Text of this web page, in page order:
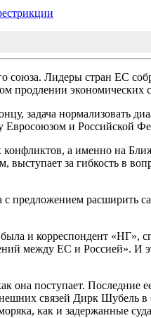
союза. Лидеры стран ЕС
продлении
задача нормализовать
Евросоюзом и Российской
а именно на
за гибкость в
расширить
и корреспондент
между ЕС и Россией».
она поступает.
связей Дирк Шубель
как и задержанные